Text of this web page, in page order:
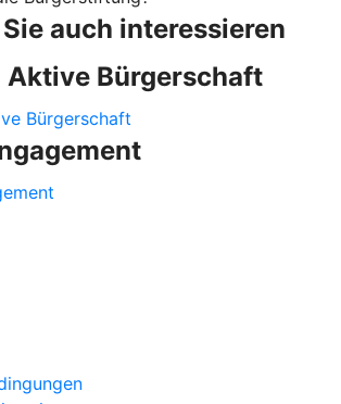
auch interessieren
Bürgerschaft
Bürgerschaft